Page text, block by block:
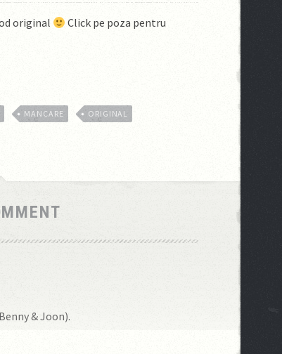
original
Click pe poza pentru
MANCARE ORIGINAL
& Joon).